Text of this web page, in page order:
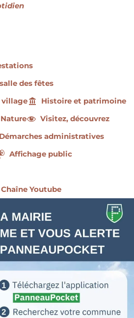
des fêtes
village
Histoire et patrimoine
Visitez, découvrez
Démarches administratives
Affichage public
Chaîne Youtube